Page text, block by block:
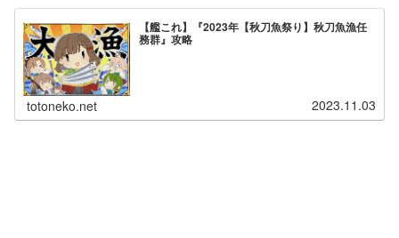
【艦これ】『2023年【秋刀魚祭り】秋刀魚漁任
務群』攻略
totoneko.net 2023.11.03